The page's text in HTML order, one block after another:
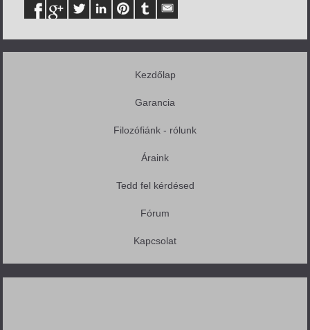
Kezdőlap
Garancia
Filozófiánk - rólunk
Áraink
Tedd fel kérdésed
Fórum
Kapcsolat